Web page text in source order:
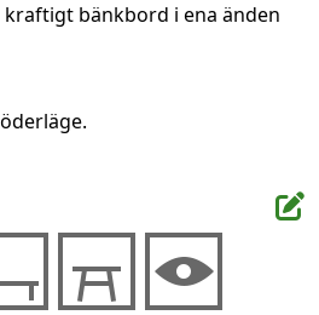
bänkbord i ena änden